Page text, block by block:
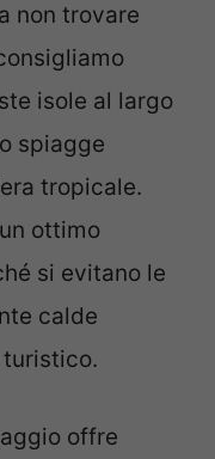
non trovare
isole al largo
spiagge
tropicale.
ottimo
si evitano le
calde
turistico.
offre